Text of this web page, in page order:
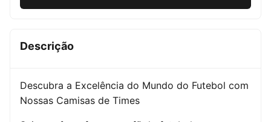
Descrição
Descubra a Excelência do Mundo do Futebol com
Nossas Camisas de Times